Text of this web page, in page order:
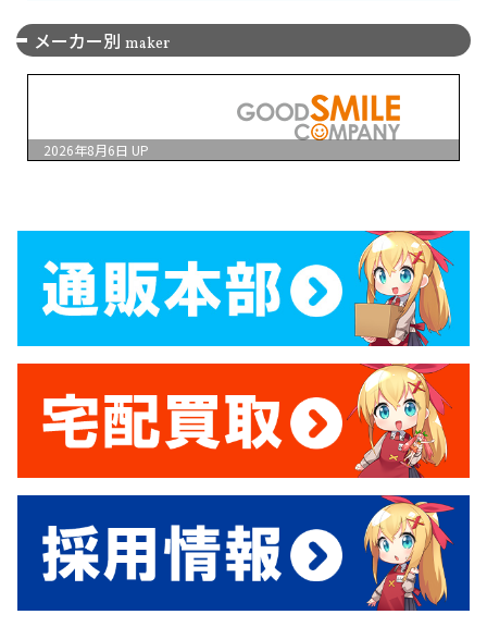
メーカー別 maker
2026年8月6日 UP